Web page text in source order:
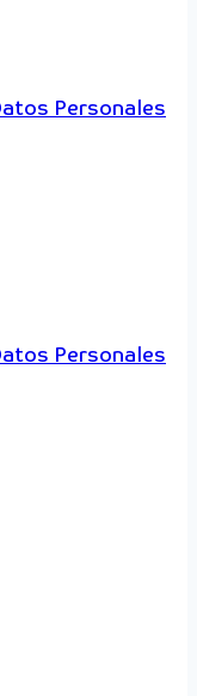
Personales
Personales